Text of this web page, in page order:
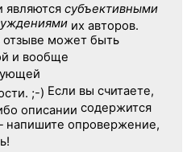
являются субъективными
их авторов.
может быть
и вообще
;-) Если вы считаете,
описании содержится
напишите опровержение,